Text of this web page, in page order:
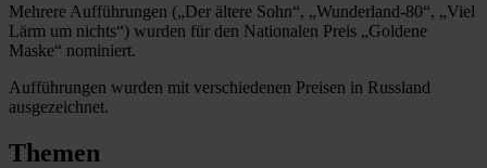
Mehrere Aufführungen („Der ältere Sohn“, „Wunderland-80“, „Viel
Lärm um nichts“) wurden für den Nationalen Preis „Goldene
Maske“ nominiert.
Aufführungen wurden mit verschiedenen Preisen in Russland
ausgezeichnet.
Themen